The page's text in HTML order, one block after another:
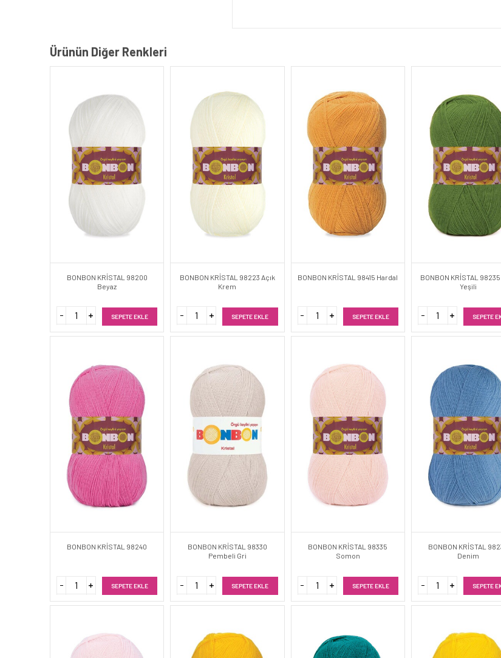
Ürünün Diğer Renkleri
BONBON KRİSTAL 98200
Beyaz
SEPETE EKLE
BONBON KRİSTAL 98223 Açık
Krem
SEPETE EKLE
BONBON KRİSTAL 98415 Hardal
SEPETE EKLE
BONBON KRİSTAL
Yeşili
SEPETE
BONBON KRİSTAL 98240
SEPETE EKLE
BONBON KRİSTAL 98330
Pembeli Gri
SEPETE EKLE
BONBON KRİSTAL 98335
Somon
SEPETE EKLE
BONBON KRİSTAL
Denim
SEPETE